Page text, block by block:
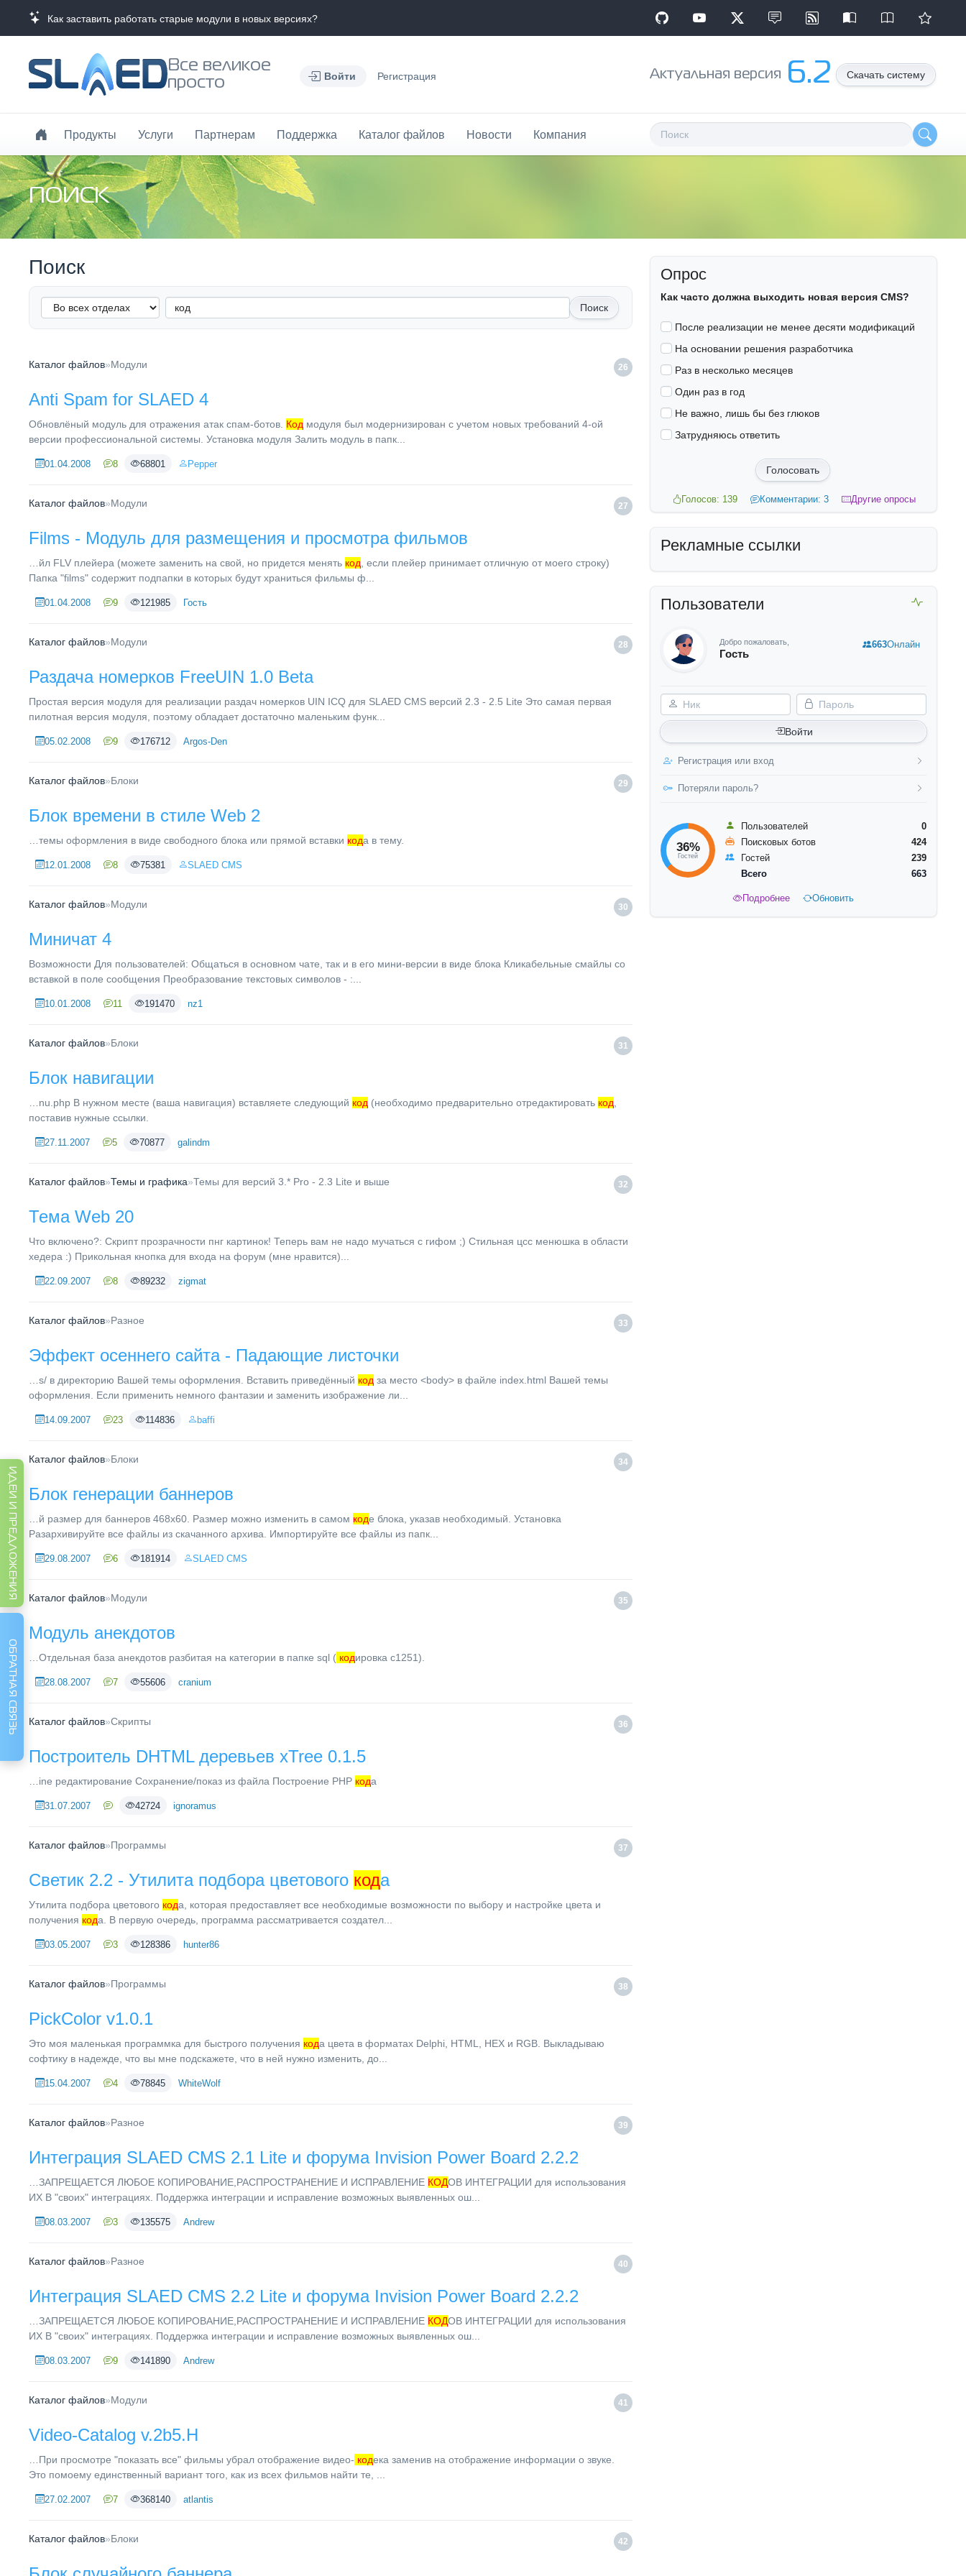
Как заставить работать старые модули в новых версиях?
Все великое
просто
Войти Регистрация Aктуальная версия 6.2 Скачать систему
Продукты Услуги Партнерам Поддержка Каталог файлов Новости Компания
ПОИСК
Поиск
Поиск
26
Каталог файлов»Модули
Anti Spam for SLAED 4
Обновлёный модуль для отражения атак спам-ботов. Код модуля был модернизирован с учетом новых требований 4-ой
версии профессиональной системы. Установка модуля Залить модуль в папк...
01.04.2008 8 68801 Pepper
27
Каталог файлов»Модули
Films - Модуль для размещения и просмотра фильмов
…йл FLV плейера (можете заменить на свой, но придется менять код , если плейер принимает отличную от моего строку)
Папка "films" содержит подпапки в которых будут храниться фильмы ф...
01.04.2008 9 121985 Гость
28
Каталог файлов»Модули
Раздача номерков FreeUIN 1.0 Beta
Простая версия модуля для реализации раздач номерков UIN ICQ для SLAED CMS версий 2.3 - 2.5 Lite Это самая первая
пилотная версия модуля, поэтому обладает достаточно маленьким функ...
05.02.2008 9 176712 Argos-Den
29
Каталог файлов»Блоки
Блок времени в стиле Web 2
…темы оформления в виде свободного блока или прямой вставки кода в тему.
12.01.2008 8 75381 SLAED CMS
30
Каталог файлов»Модули
Миничат 4
Возможности Для пользователей: Общаться в основном чате, так и в его мини-версии в виде блока Кликабельные смайлы со
вставкой в поле сообщения Преобразование текстовых символов - :...
10.01.2008 11 191470 nz1
31
Каталог файлов»Блоки
Блок навигации
…nu.php В нужном месте (ваша навигация) вставляете следующий код (необходимо предварительно отредактировать код
поставив нужные ссылки.
27.11.2007 5 70877 galindm
32
Каталог файлов»Темы и графика»Темы для версий 3.* Pro - 2.3 Lite и выше
Тема Web 20
Что включено?: Скрипт прозрачности пнг картинок! Теперь вам не надо мучаться с гифом ;) Стильная цсс менюшка в области
хедера :) Прикольная кнопка для входа на форум (мне нравится)...
22.09.2007 8 89232 zigmat
33
Каталог файлов»Разное
Эффект осеннего сайта - Падающие листочки
…s/ в директорию Вашей темы оформления. Вставить приведённый код за место <body> в файле index.html Вашей темы
оформления. Если применить немного фантазии и заменить изображение ли...
14.09.2007 23 114836 baffi
34
Каталог файлов»Блоки
Блок генерации баннеров
…й размер для баннеров 468х60. Размер можно изменить в самом коде блока, указав необходимый. Установка
Разархивируйте все файлы из скачанного архива. Импортируйте все файлы из папк...
29.08.2007 6 181914 SLAED CMS
35
Каталог файлов»Модули
Модуль анекдотов
…Отдельная база анекдотов разбитая на категории в папке sql ( кодировка с1251).
28.08.2007 7 55606 cranium
36
Каталог файлов»Скрипты
Построитель DHTML деревьев xTree 0.1.5
…ine редактирование Сохранение/показ из файла Построение PHP кода
31.07.2007 42724 ignoramus
37
Каталог файлов»Программы
Светик 2.2 - Утилита подбора цветового кода
Утилита подбора цветового кода, которая предоставляет все необходимые возможности по выбору и настройке цвета и
получения кода. В первую очередь, программа рассматривается создател...
03.05.2007 3 128386 hunter86
38
Каталог файлов»Программы
PickColor v1.0.1
Это моя маленькая программка для быстрого получения кода цвета в форматах Delphi, HTML, HEX и RGB. Выкладываю
софтику в надежде, что вы мне подскажете, что в ней нужно изменить, до...
15.04.2007 4 78845 WhiteWolf
39
Каталог файлов»Разное
Интеграция SLAED CMS 2.1 Lite и форума Invision Power Board 2.2.2
…ЗАПРЕЩАЕТСЯ ЛЮБОЕ КОПИРОВАНИЕ,РАСПРОСТРАНЕНИЕ И ИСПРАВЛЕНИЕ КОДОВ ИНТЕГРАЦИИ для использования
ИХ В "своих" интеграциях. Поддержка интеграции и исправление возможных выявленных ош...
08.03.2007 3 135575 Andrew
40
Каталог файлов»Разное
Интеграция SLAED CMS 2.2 Lite и форума Invision Power Board 2.2.2
…ЗАПРЕЩАЕТСЯ ЛЮБОЕ КОПИРОВАНИЕ,РАСПРОСТРАНЕНИЕ И ИСПРАВЛЕНИЕ КОДОВ ИНТЕГРАЦИИ для использования
ИХ В "своих" интеграциях. Поддержка интеграции и исправление возможных выявленных ош...
08.03.2007 9 141890 Andrew
41
Каталог файлов»Модули
Video-Catalog v.2b5.H
…При просмотре "показать все" фильмы убрал отображение видео- кодека заменив на отображение информации о звуке.
Это помоему единственный вариант того, как из всех фильмов найти те, ...
27.02.2007 7 368140 atlantis
42
Каталог файлов»Блоки
Опрос
Как часто должна выходить новая версия CMS?
После реализации не менее десяти модификаций
На основании решения разработчика
Раз в несколько месяцев
Один раз в год
Не важно, лишь бы без глюков
Затрудняюсь ответить
Голосовать
Голосов: 139 Комментарии: 3 Другие опросы
Рекламные ссылки
Пользователи
Добро пожаловать,
Гость
Ник Пароль
Войти
Регистрация или вход
Потеряли пароль?
663Онлайн
36%
Гостей
Пользователей
0
Поисковых ботов
424
Гостей
239
Всего
663
Подробнее Обновить
ИДЕИ И ПРЕДЛОЖЕНИЯ
ОБРАТНАЯ СВЯЗЬ